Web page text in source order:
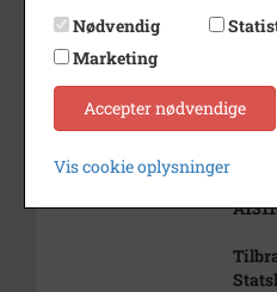
Født/stiftet
Død/nedlagt
Bemærkning
Nødvendig
Marketing
Accepter nødvendige
Vis cookie oplysninger